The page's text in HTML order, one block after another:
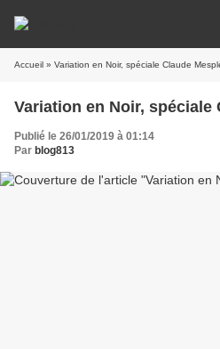
Accueil » Variation en Noir, spéciale Claude
Variation en Noir, spéciale
Publié le 26/01/2019 à 01:14
Par blog813